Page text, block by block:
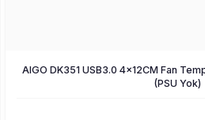
AIGO DK351 USB3.0 4×12CM Fan
(PSU Yok)